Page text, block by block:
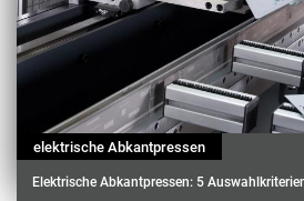
elektrische Abkantpressen
Elektrische Abkantpressen: 5